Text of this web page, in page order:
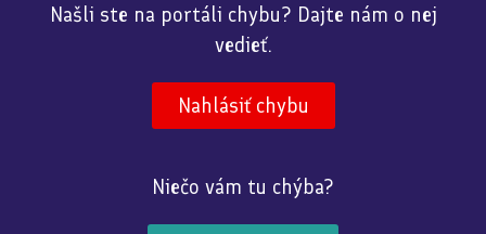
Našli ste na portáli chybu? Dajte nám o nej
vedieť.
Nahlásiť chybu
Niečo vám tu chýba?